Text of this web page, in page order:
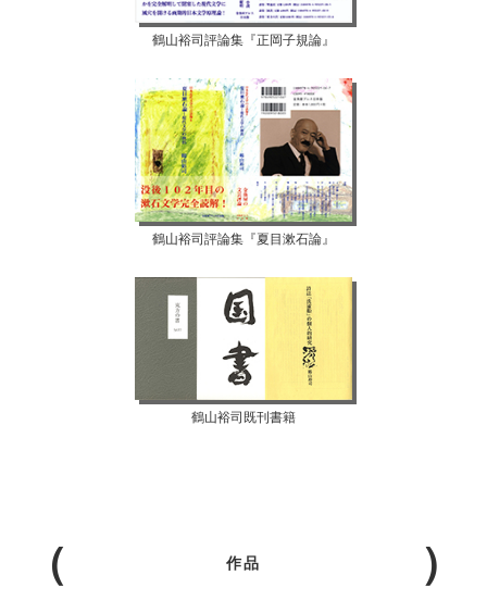
鶴山裕司評論集『正岡子規論』
鶴山裕司評論集『夏目漱石論』
鶴山裕司既刊書籍
作品